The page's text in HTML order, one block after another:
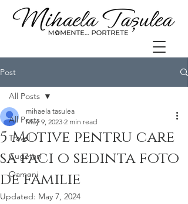
Post
All Posts
Travel
Cugetari
Oameni
All Posts
5 Motive pentru care
sa faci o sedinta foto
de familie
mihaela tasulea
May 9, 2023 2 min read
Updated: May 7, 2024